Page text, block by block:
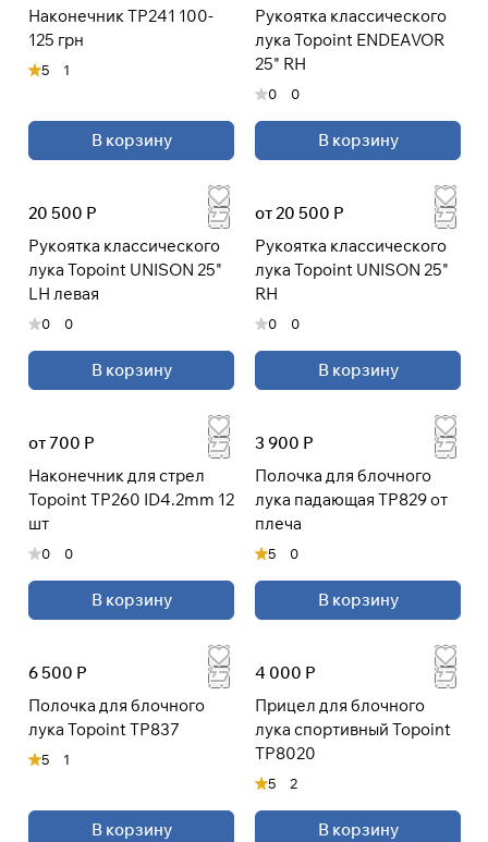
Наконечник TP241 100-
125 грн
5 1
В корзину
Рукоятка классического
лука Topoint ENDEAVOR
25" RH
0 0
В корзину
20 500 Р
Рукоятка классического
лука Topoint UNISON 25"
LH левая
0 0
В корзину
от 20 500 Р
Рукоятка классического
лука Topoint UNISON 25"
RH
0 0
В корзину
от 700 Р
Наконечник для стрел
Topoint TP260 ID4.2mm 12
шт
0 0
В корзину
3 900 Р
Полочка для блочного
лука падающая TP829 от
плеча
5 0
В корзину
6 500 Р
Полочка для блочного
лука Topoint TP837
5 1
В корзину
4 000 Р
Прицел для блочного
лука спортивный Topoint
TP8020
5 2
В корзину